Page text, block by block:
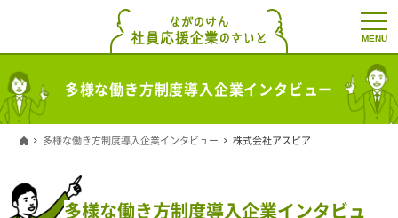
t
o
g
g
l
e
n
a
多様な働き方制度導入企業インタビュー
多様な働き方制度導入企業インタビュー 株式会社アスピア
多様な働き方制度導入企業インタビュ